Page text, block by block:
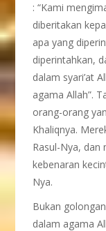
: “Kami
diberitakan
apa yang
diperintahkan,
dalam syari’at
agama Allah”.
orang-orang
Khaliqnya.
Rasul-Nya, dan
kebenaran
Nya.
Bukan
dalam agama